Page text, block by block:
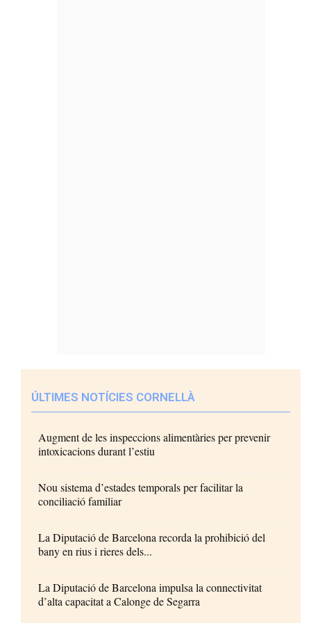
ÚLTIMES NOTÍCIES CORNELLÀ
Augment de les inspeccions alimentàries per prevenir
intoxicacions durant l’estiu
Nou sistema d’estades temporals per facilitar la
conciliació familiar
La Diputació de Barcelona recorda la prohibició del
bany en rius i rieres dels...
La Diputació de Barcelona impulsa la connectivitat
d’alta capacitat a Calonge de Segarra